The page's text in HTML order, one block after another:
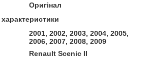
Оригінал
2001, 2002, 2003, 2004, 2005,
2006, 2007, 2008, 2009
Renault Scenic II